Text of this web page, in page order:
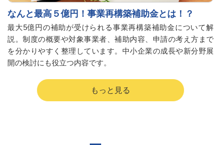
なんと最高５億円！事業再構築補助金とは！？
最大5億円の補助が受けられる事業再構築補助金について解
説。制度の概要や対象事業者、補助内容、申請の考え方まで
を分かりやすく整理しています。中小企業の成長や新分野展
開の検討にも役立つ内容です。